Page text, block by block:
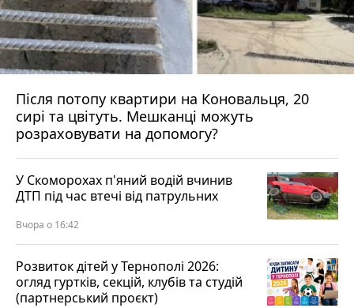
Після потопу квартири на Коновальця, 20
сирі та цвітуть. Мешканці можуть
розраховувати на допомогу?
У Скоморохах п'яний водій вчинив
ДТП під час втечі від патрульних
Вчора о 16:42
Розвиток дітей у Тернополі 2026:
огляд гуртків, секцій, клубів та студій
(партнерський проєкт)